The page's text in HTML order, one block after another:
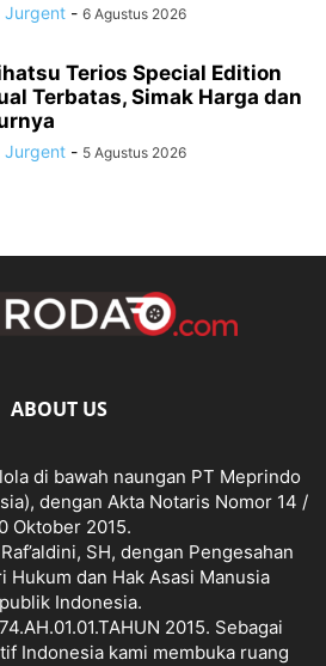
Jurgent - 6 Agustus 2026
Terios Special Edition
Terbatas, Simak Harga dan
Jurgent - 5 Agustus 2026
ABOUT US
di bawah naungan PT Meprindo
dengan Akta Notaris Nomor 14 /
Oktober 2015.
SH, dengan Pengesahan
Hukum dan Hak Asasi Manusia
Indonesia.
2015. Sebagai
Indonesia kami membuka ruang